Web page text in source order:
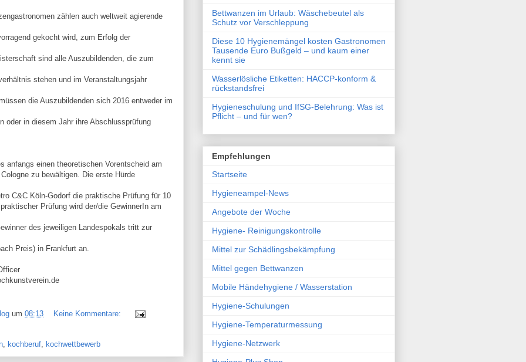
zählen auch weltweit agierende
gekocht wird, zum Erfolg der
sind alle Auszubildenden, die zum
stehen und im Veranstaltungsjahr
die Auszubildenden sich 2016 entweder im
oder in diesem Jahr ihre Abschlussprüfung
anfangs einen theoretischen Vorentscheid am
zu bewältigen. Die erste Hürde
C&C Köln-Godorf die praktische Prüfung für 10
Prüfung wird der/die GewinnerIn am
des jeweiligen Landespokals tritt zur
Preis) in Frankfurt an.
um 08:13 Keine Kommentare:
, kochberuf, kochwettbewerb
Bettwanzen im Urlaub: Wäschebeutel als
Schutz vor Verschleppung
Diese 10 Hygienemängel kosten Gastronomen
Tausende Euro Bußgeld – und kaum einer
kennt sie
Wasserlösliche Etiketten: HACCP-konform &
rückstandsfrei
Hygieneschulung und IfSG-Belehrung: Was ist
Pflicht – und für wen?
Empfehlungen
Startseite
Hygieneampel-News
Angebote der Woche
Hygiene- Reinigungskontrolle
Mittel zur Schädlingsbekämpfung
Mittel gegen Bettwanzen
Mobile Händehygiene / Wasserstation
Hygiene-Schulungen
Hygiene-Temperaturmessung
Hygiene-Netzwerk